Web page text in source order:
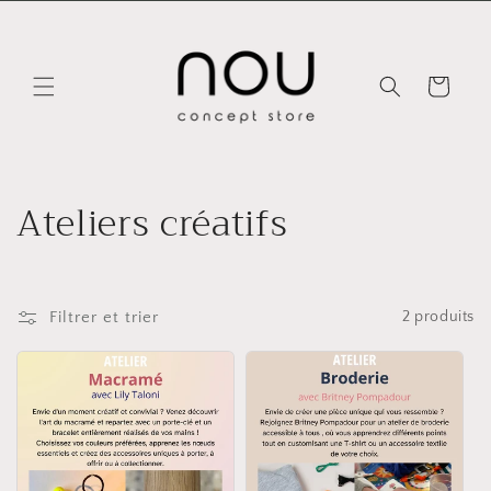
et
Panier
C
l
l
e
Ateliers créatifs
Filtrer et trier 2 produits